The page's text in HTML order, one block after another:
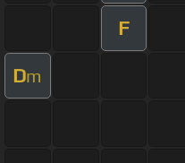
F
Dm